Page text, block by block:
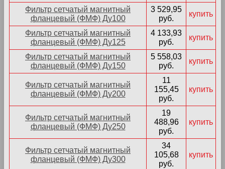
Фильтр сетчатый магнитный
фланцевый (ФМФ) Ду100
3 529,95
руб.
купить
Фильтр сетчатый магнитный
фланцевый (ФМФ) Ду125
4 133,93
руб.
купить
Фильтр сетчатый магнитный
фланцевый (ФМФ) Ду150
5 558,03
руб.
купить
Фильтр сетчатый магнитный
фланцевый (ФМФ) Ду200
11
155,45
руб.
купить
Фильтр сетчатый магнитный
фланцевый (ФМФ) Ду250
19
488,96
руб.
купить
Фильтр сетчатый магнитный
фланцевый (ФМФ) Ду300
34
105,68
руб.
купить